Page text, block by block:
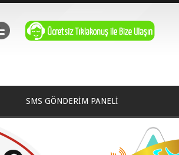
SMS GÖNDERİM PANELİ